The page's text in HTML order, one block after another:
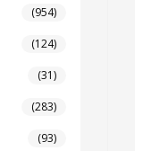
(954)
(124)
(31)
(283)
(93)